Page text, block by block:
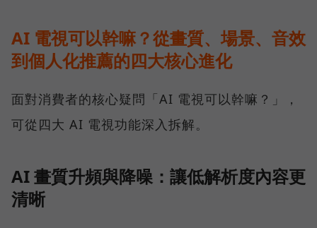
AI 電視可以幹嘛？從畫質、場景、音效
到個人化推薦的四大核心進化
面對消費者的核心疑問「AI 電視可以幹嘛？」，
可從四大 AI 電視功能深入拆解。
AI 畫質升頻與降噪：讓低解析度內容更
清晰